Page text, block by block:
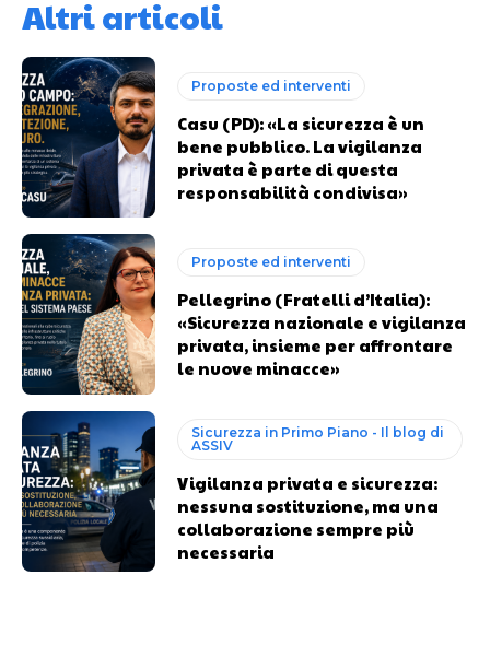
Altri articoli
Proposte ed interventi
Casu (PD): «La sicurezza è un
bene pubblico. La vigilanza
privata è parte di questa
responsabilità condivisa»
Proposte ed interventi
Pellegrino (Fratelli d’Italia):
«Sicurezza nazionale e vigilanza
privata, insieme per affrontare
le nuove minacce»
Sicurezza in Primo Piano - Il blog di
ASSIV
Vigilanza privata e sicurezza:
nessuna sostituzione, ma una
collaborazione sempre più
necessaria